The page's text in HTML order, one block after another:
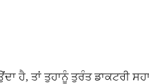
ਹੈ, ਤਾਂ ਤੁਹਾਨੂੰ ਤੁਰੰਤ ਡਾਕਟਰੀ